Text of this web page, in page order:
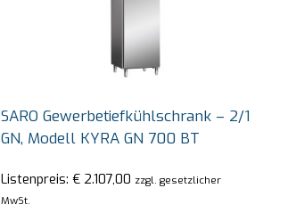
SARO Gewerbetiefkühlschrank – 2/1
GN, Modell KYRA GN 700 BT
Listenpreis: €2.107,00 zzgl. gesetzlicher
MwSt.